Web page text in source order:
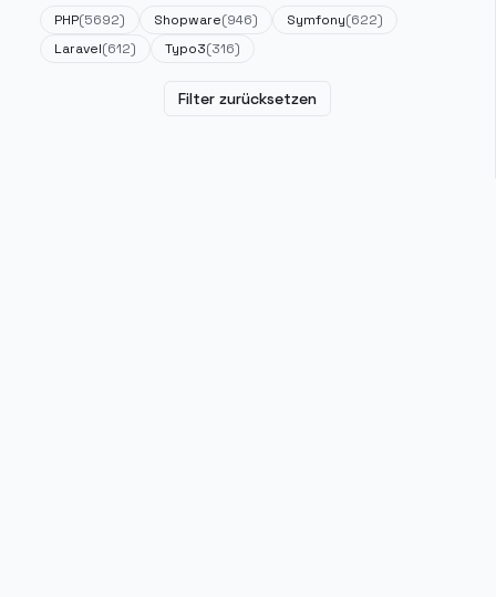
PHP(5692) Shopware(946) Symfony(622)
Laravel(612) Typo3(316)
Filter zurücksetzen